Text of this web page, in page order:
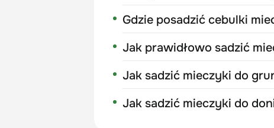
Gdzie posadzić cebulki
Jak prawidłowo sadzić
Jak sadzić mieczyki do
Jak sadzić mieczyki do